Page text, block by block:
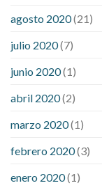
agosto 2020(21)
julio 2020(7)
junio 2020(1)
abril 2020(2)
marzo 2020(1)
febrero 2020(3)
enero 2020(1)